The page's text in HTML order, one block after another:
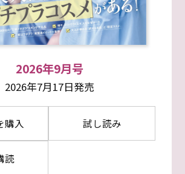
2026年9月号
2026年7月17日発売
購入 試し読み
読